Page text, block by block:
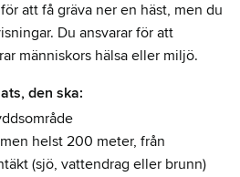
att få gräva ner en häst, men du
Du ansvarar för att
människors hälsa eller miljö.
den ska:
helst 200 meter, från
(sjö, vattendrag eller brunn)